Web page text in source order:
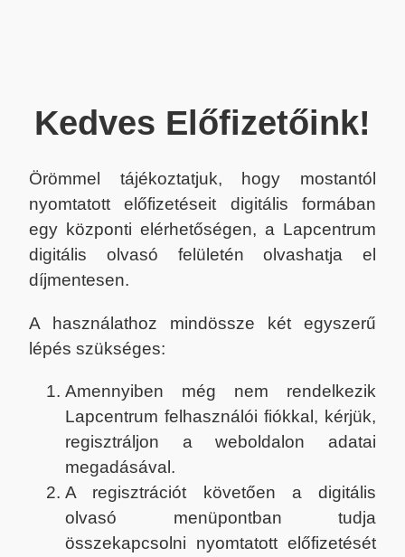
Kedves Előfizetőink!
Örömmel tájékoztatjuk, hogy mostantól
nyomtatott előfizetéseit digitális formában
egy központi elérhetőségen, a Lapcentrum
digitális olvasó felületén olvashatja el
díjmentesen.
A használathoz mindössze két egyszerű
lépés szükséges:
Amennyiben még nem rendelkezik
Lapcentrum felhasználói fiókkal, kérjük,
regisztráljon a weboldalon adatai
megadásával.
A regisztrációt követően a digitális
olvasó menüpontban tudja
összekapcsolni nyomtatott előfizetését